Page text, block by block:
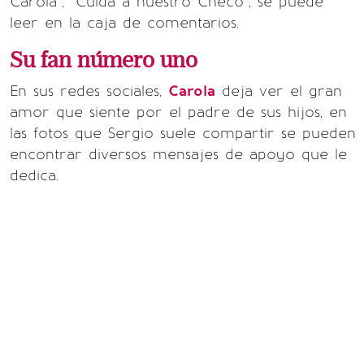
leer en la caja de comentarios.
Su fan número uno
En sus redes sociales, Carola deja ver el gran
amor que siente por el padre de sus hijos, en
las fotos que Sergio suele compartir se pueden
encontrar diversos mensajes de apoyo que le
dedica.